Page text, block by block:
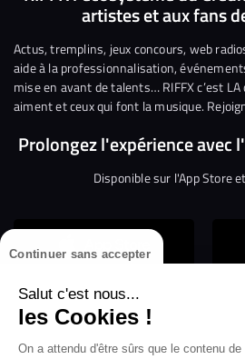
Continuer sans accepter
Salut c'est nous...
les Cookies !
On a attendu d'être sûrs que le contenu de
Facebook
sur
Twitter
sur
artistes et aux fans
Actus, tremplins, jeux concours, web
aide à la professionnalisation,
mise en avant de talents… RIFFX c’est
aiment et ceux qui font la musique.
Prolongez l'expérience avec
Disponible sur l'App Store
Confidentialité Gestion